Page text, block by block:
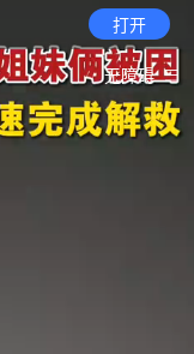
打开
无障碍